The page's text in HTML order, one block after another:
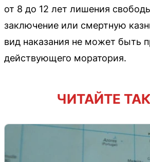
от 8 до 12 лет лишения
заключение или смертную
вид наказания не может быть
действующего моратория.
ЧИТАЙТЕ